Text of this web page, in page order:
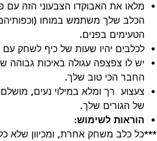
מלאו את האבוקדו הצבעוני הזה עם
הכלב שלך משתמש במוחו
הטעימים בפנים.
לכלבים יהיו שעות של כיף לשחק
יש לו צפצפה עגולה באיכות גבוהה
החבר הכי טוב שלך.
צעצוע רך ומלא במילוי נעים, מושלם
של הגורים שלך.
הוראות לשימוש:
***כל כלב משחק אחרת, ומכיוון שלא כל